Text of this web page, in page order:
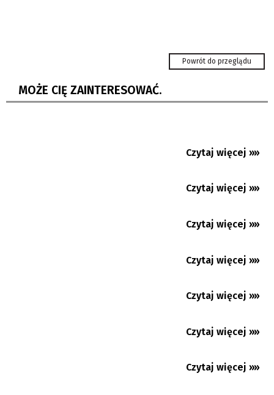
STREFA PREMIUM
Powrót do przeglądu
MOŻE CIĘ ZAINTERESOWAĆ.
21.07.2026
Trzyniec: Kowboje i gorączka złota
Czytaj więcej »»
09.05.2026
Beskidy: Gra turystyczna „Przez kopce”
przyciąga rodziny...
Czytaj więcej »»
09.04.2026
Czytaj więcej »»
07.04.2026
Głos z terenu: Wielkanocny zajączek na
Czytaj więcej »»
31.03.2026
Mosty k. Jabłonkowa/Łomna Dolna: Idziemy
Czytaj więcej »»
25.03.2026
Jabłonków: charytatywnie na Wielkanoc
Czytaj więcej »»
17.03.2026
Mosty k. Jabłonkowa: Pożegnanie zimy,
Czytaj więcej »»
Sucha Górna: Uczniowie mieli swój bal